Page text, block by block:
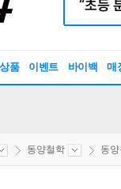
품 이벤트 바이백 매
동양철학 동